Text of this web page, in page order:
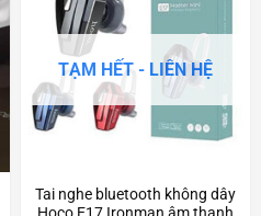
TẠM HẾT - LIÊN HỆ
Tai nghe bluetooth không dây